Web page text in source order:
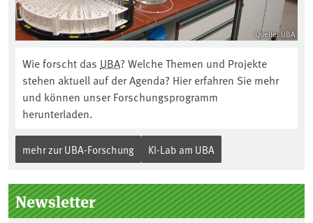
Quelle: UBA
Wie forscht das UBA? Welche Themen und Projekte
stehen aktuell auf der Agenda? Hier erfahren Sie mehr
und können unser Forschungsprogramm
herunterladen.
mehr zur UBA-Forschung KI-Lab am UBA
Newsletter